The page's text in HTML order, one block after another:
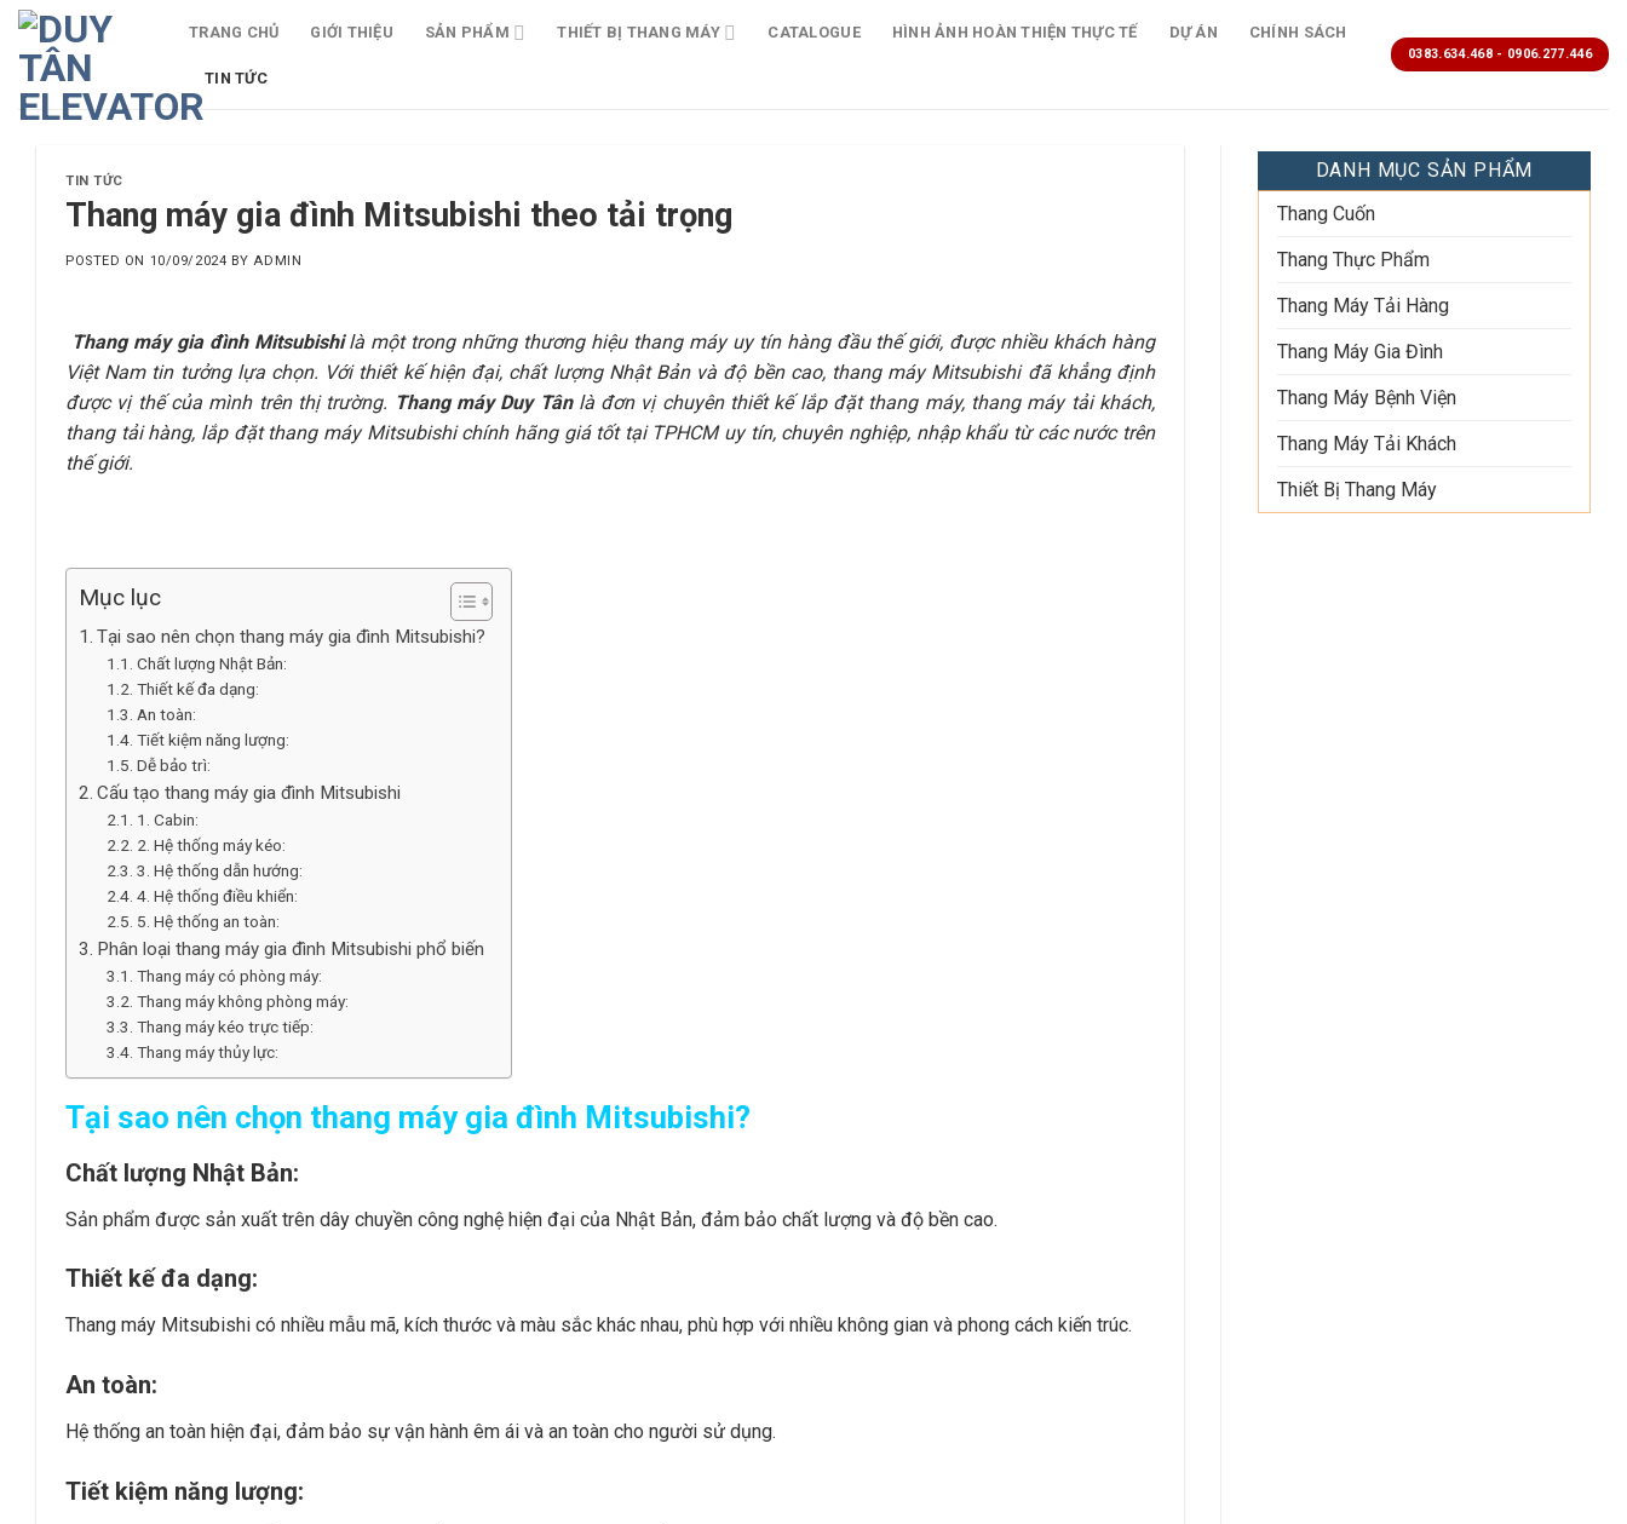
Skip
content
TRANG CHỦ GIỚI THIỆU SẢN PHẨM THIẾT BỊ THANG MÁY CATALOGUE HÌNH ẢNH HOÀN THIỆN THỰC TẾ DỰ ÁN CHÍNH SÁCH
TIN TỨC
0383.634.468 - 0906.277.446
TIN TỨC
Thang máy gia đình Mitsubishi theo tải trọng
POSTED ON 10/09/2024 BYADMIN
Thang máy gia đình Mitsubishilà một trong những thương hiệu thang máy uy tín hàng đầu thế giới, được nhiều khách hàng
Việt Nam tin tưởng lựa chọn. Với thiết kế hiện đại, chất lượng Nhật Bản và độ bền cao, thang máy Mitsubishi đã khẳng định
được vị thế của mình trên thị trường. Thang máy Duy Tânlà đơn vị chuyên thiết kế lắp đặt thang máy, thang máy tải khách,
thang tải hàng, lắp đặt thang máy Mitsubishi chính hãng giá tốt tại TPHCM uy tín, chuyên nghiệp, nhập khẩu từ các nước trên
thế giới.
Mục lục
Tại sao nên chọn thang máy gia đình Mitsubishi?
Chất lượng Nhật Bản:
Thiết kế đa dạng:
An toàn:
Tiết kiệm năng lượng:
Dễ bảo trì:
Cấu tạo thang máy gia đình Mitsubishi
1. Cabin:
2. Hệ thống máy kéo:
3. Hệ thống dẫn hướng:
4. Hệ thống điều khiển:
5. Hệ thống an toàn:
Phân loại thang máy gia đình Mitsubishi phổ biến
Thang máy có phòng máy:
Thang máy không phòng máy:
Thang máy kéo trực tiếp:
Thang máy thủy lực:
Tại sao nên chọn thang máy gia đình Mitsubishi?
Chất lượng Nhật Bản:
Sản phẩm được sản xuất trên dây chuyền công nghệ hiện đại của Nhật Bản, đảm bảo chất lượng và độ bền cao.
Thiết kế đa dạng:
Thang máy Mitsubishi có nhiều mẫu mã, kích thước và màu sắc khác nhau, phù hợp với nhiều không gian và phong cách kiến trúc.
An toàn:
Hệ thống an toàn hiện đại, đảm bảo sự vận hành êm ái và an toàn cho người sử dụng.
Tiết kiệm năng lượng:
DANH MỤC SẢN PHẨM
Thang Cuốn
Thang Thực Phẩm
Thang Máy Tải Hàng
Thang Máy Gia Đình
Thang Máy Bệnh Viện
Thang Máy Tải Khách
Thiết Bị Thang Máy